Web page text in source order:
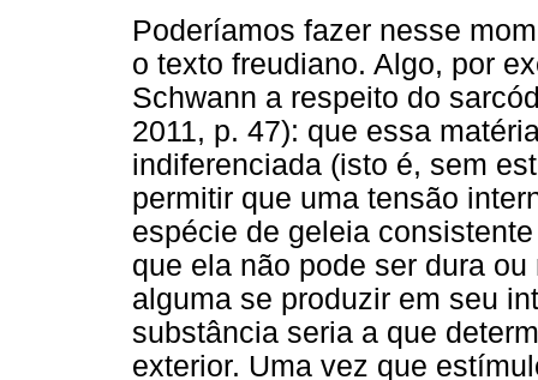
Poderíamos fazer nesse
o texto freudiano. Algo, por
Schwann a respeito do
2011, p. 47): que essa
indiferenciada (isto é, sem
permitir que uma tensão
espécie de geleia
que ela não pode ser dura
alguma se produzir em seu
substância seria a que
exterior. Uma vez que